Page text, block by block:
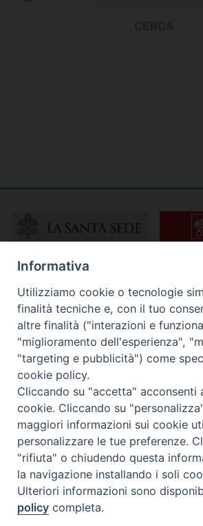
Informativa
Utilizziamo cookie o tecnologie
finalità tecniche e, con il tuo
altre finalità ("interazioni e
"miglioramento dell'esperienza",
"targeting e pubblicità") come
cookie policy.
Cliccando su "accetta" acconsenti
cookie. Cliccando su
maggiori informazioni sui cookie
personalizzare le tue preferenze.
"rifiuta" o chiudendo questa
la navigazione installando i soli
Ulteriori informazioni sono
policy completa.